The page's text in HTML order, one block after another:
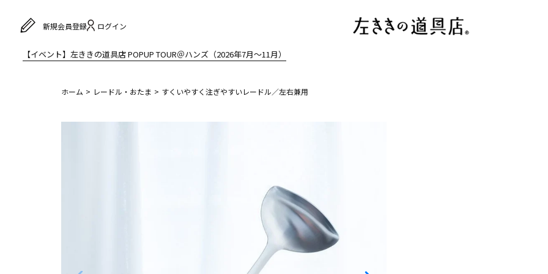
新規会員登録 ログイン
【イベント】左ききの道具店 POPUP TOUR＠ハンズ（2026年7月〜11月）
ホーム レードル・おたま すくいやすく注ぎやすいレードル／左右兼用